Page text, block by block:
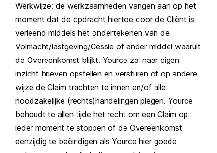
Werkwijze: de werkzaamheden vangen aan op het
moment dat de opdracht hiertoe door de Cliënt is
verleend middels het ondertekenen van de
Volmacht/lastgeving/Cessie of ander middel waaruit
de Overeenkomst blijkt. Yource zal naar eigen
inzicht brieven opstellen en versturen of op andere
wijze de Claim trachten te innen en/of alle
noodzakelijke (rechts)handelingen plegen. Yource
behoudt te allen tijde het recht om een Claim op
ieder moment te stoppen of de Overeenkomst
eenzijdig te beëindigen als Yource hier goede